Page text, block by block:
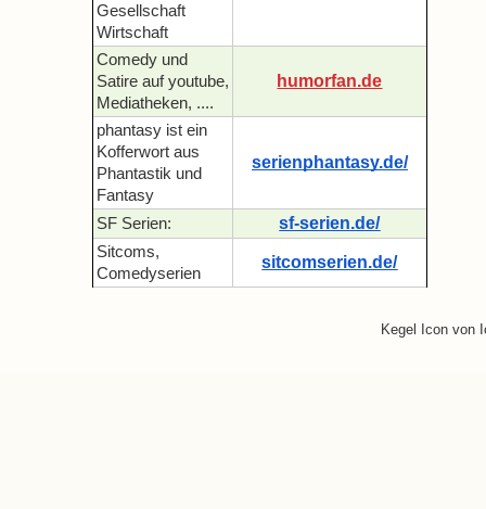
Gesellschaft
Wirtschaft
Comedy und
Satire auf youtube,
Mediatheken, ....
humorfan.de
phantasy ist ein
Kofferwort aus
Phantastik und
Fantasy
serienphantasy.de/
SF Serien: sf-serien.de/
Sitcoms,
Comedyserien
sitcomserien.de/
Kegel Icon von